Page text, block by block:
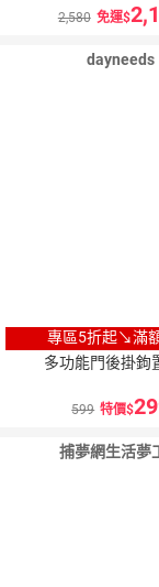
2,580 免運
dayneeds
專區5折起↘滿
多功能門後掛鉤
599 特價
捕夢網生活夢